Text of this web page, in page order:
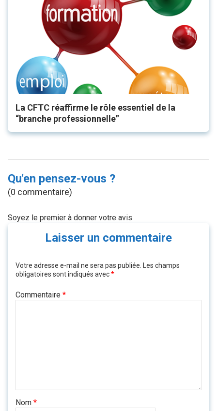
La CFTC réaffirme le rôle essentiel de la
“branche professionnelle”
Qu'en pensez-vous ?
(0 commentaire)
Soyez le premier à donner votre avis
Laisser un commentaire
Votre adresse e-mail ne sera pas publiée.
Les champs
obligatoires sont indiqués avec*
Commentaire *
Nom *